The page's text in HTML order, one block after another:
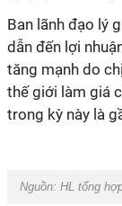
Ban lãnh đạo lý
dẫn đến lợi
tăng mạnh do
thế giới làm giá
trong kỳ này là
Nguồn: HL tổng